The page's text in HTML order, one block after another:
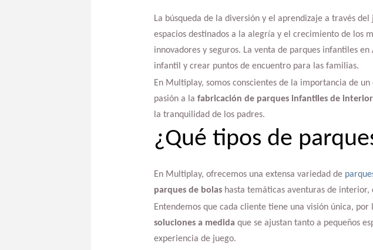
La búsqueda de la diversión y el aprendizaje a través
espacios destinados a la alegría y el crecimiento de los
innovadores y seguros. La venta de parques infantiles
infantil y crear puntos de encuentro para las familias.
En Multiplay, somos conscientes de la importancia de
pasión a la fabricación de parques infantiles de
la tranquilidad de los padres.
¿Qué tipos de
En Multiplay, ofrecemos una extensa variedad de
parques de bolashasta temáticas aventuras de interior,
Entendemos que cada cliente tiene una visión única,
soluciones a medida que se ajustan tanto a pequeños
experiencia de juego.